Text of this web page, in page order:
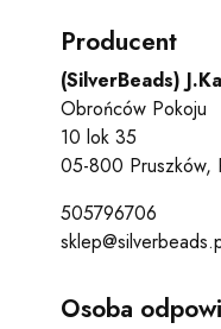
Producent
(SilverBeads)
Obrońców Pokoju
10 lok 35
05-800 Pruszków,
505796706
Osoba